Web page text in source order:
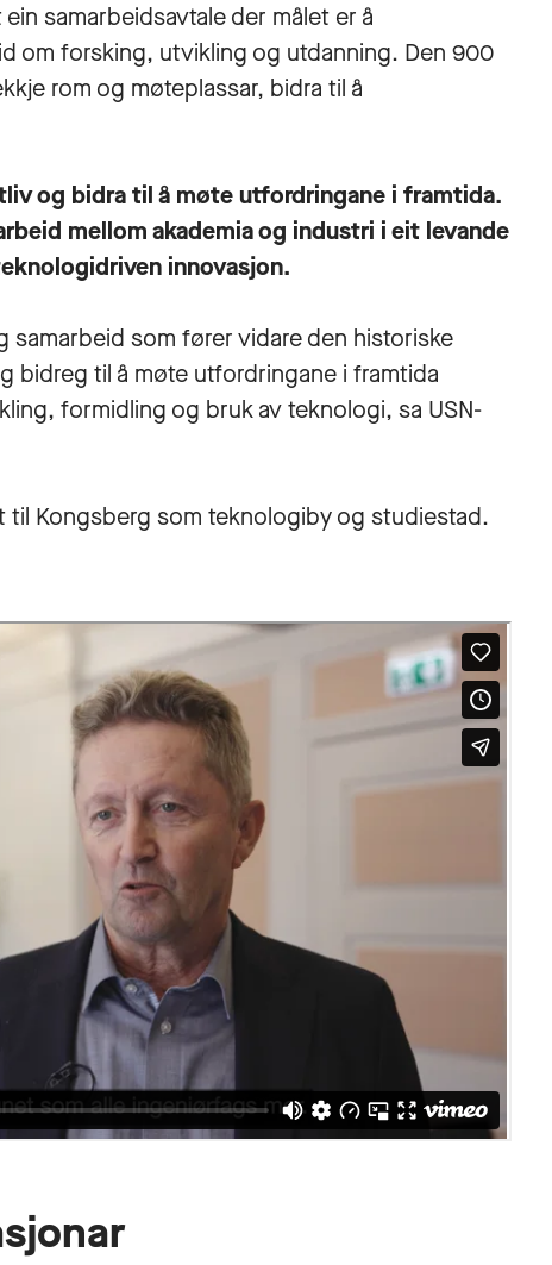
samarbeidsavtale der målet er å
om forsking, utvikling og utdanning. Den 900
rom og møteplassar, bidra til å
og bidra til å møte utfordringane i framtida.
mellom akademia og industri i eit levande
innovasjon.
samarbeid som fører vidare den historiske
bidreg til å møte utfordringane i framtida
formidling og bruk av teknologi, sa USN-
til Kongsberg som teknologiby og studiestad.